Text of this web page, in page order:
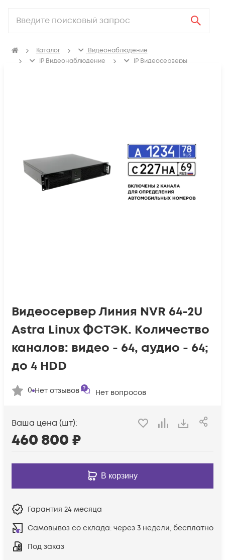
Каталог
Видеонаблюдение
IP Видеонаблюдение
IP Видеосерверы
Видеосервер Линия NVR 64-2U
Astra Linux ФСТЭК. Количество
каналов: видео - 64, аудио - 64;
до 4 HDD
0 Нет отзывов Нет вопросов
Ваша цена (шт):
460 800 ₽
В корзину
Гарантия 24 месяца
Самовывоз со склада: через 3 недели, бесплатно
Под заказ